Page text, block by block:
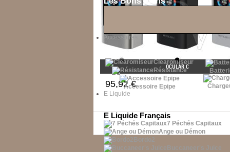
Accessoires
Clearomiseur
Résistance
Accessoire Epipe
E Liquide
E Liquide Français
7 Péchés Capitaux
Ange ou Démon
Bordo2
Buccaneer's Juice
OCULAR C
95,92 €